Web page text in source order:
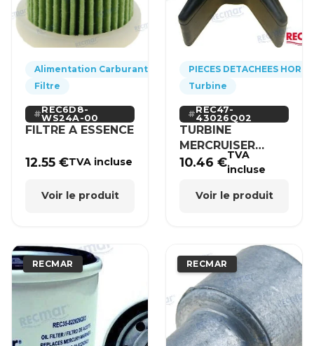
Alimentation Carburant
Filtre
REC6D8-
WS24A-00
FILTRE A ESSENCE
12.55€TVA incluse
Voir le produit
PIECES DETACHEES HORS-
Turbine
REC47-
43026Q02
TURBINE
MERCRUISER
MERCURY BRP
10.46€TVA
incluse
Voir le produit
RECMAR RECMAR